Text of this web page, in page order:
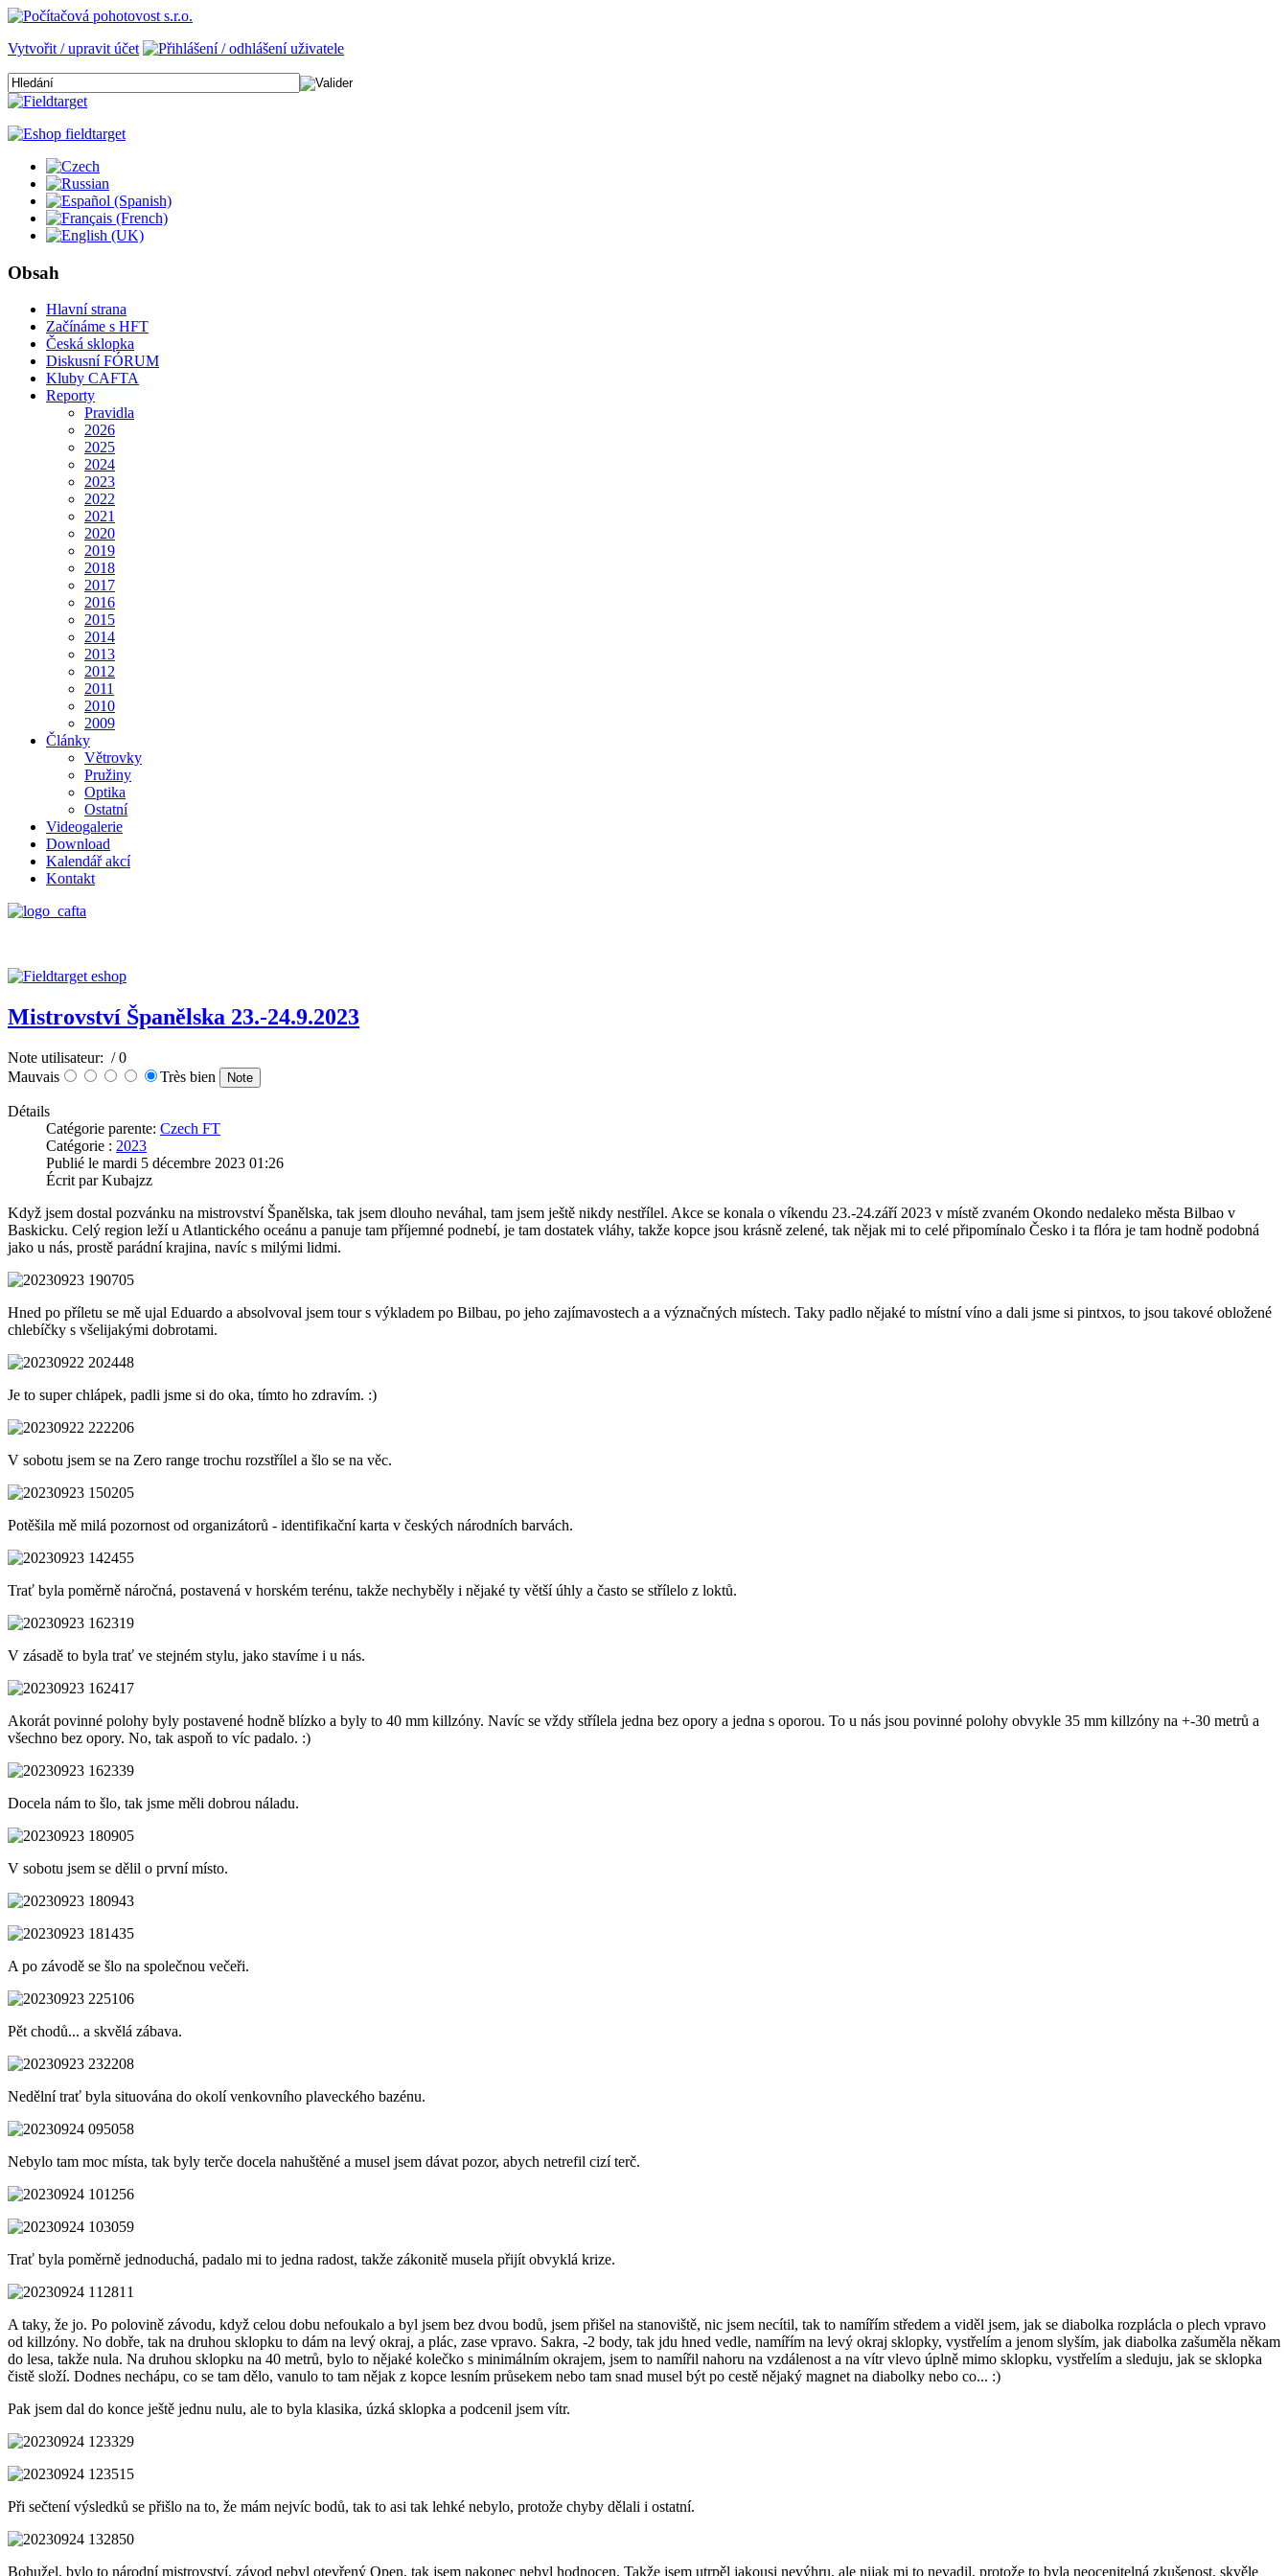
Vytvořit / upravit účet
Obsah
Hlavní strana
Začínáme s HFT
Česká sklopka
Diskusní FÓRUM
Kluby CAFTA
Reporty
Pravidla
2026
2025
2024
2023
2022
2021
2020
2019
2018
2017
2016
2015
2014
2013
2012
2011
2010
2009
Články
Větrovky
Pružiny
Optika
Ostatní
Videogalerie
Download
Kalendář akcí
Kontakt
Mistrovství Španělska 23.-24.9.2023
Note utilisateur: / 0
Mauvais
Très bien
Détails
Catégorie parente: Czech FT
Catégorie : 2023
Publié le mardi 5 décembre 2023 01:26
Écrit par Kubajzz
Když jsem dostal pozvánku na mistrovství Španělska, tak jsem dlouho neváhal, tam jsem ještě nikdy nestřílel. Akce se konala o víkendu 23.-24.září 2023 v místě zvaném Okondo nedaleko města Bilbao v
Baskicku. Celý region leží u Atlantického oceánu a panuje tam příjemné podnebí, je tam dostatek vláhy, takže kopce jsou krásně zelené, tak nějak mi to celé připomínalo Česko i ta flóra je tam hodně podobná
jako u nás, prostě parádní krajina, navíc s milými lidmi.
Hned po příletu se mě ujal Eduardo a absolvoval jsem tour s výkladem po Bilbau, po jeho zajímavostech a a význačných místech. Taky padlo nějaké to místní víno a dali jsme si pintxos, to jsou takové obložené
chlebíčky s všelijakými dobrotami.
Je to super chlápek, padli jsme si do oka, tímto ho zdravím. :)
V sobotu jsem se na Zero range trochu rozstřílel a šlo se na věc.
Potěšila mě milá pozornost od organizátorů - identifikační karta v českých národních barvách.
Trať byla poměrně náročná, postavená v horském terénu, takže nechyběly i nějaké ty větší úhly a často se střílelo z loktů.
V zásadě to byla trať ve stejném stylu, jako stavíme i u nás.
Akorát povinné polohy byly postavené hodně blízko a byly to 40 mm killzóny. Navíc se vždy střílela jedna bez opory a jedna s oporou. To u nás jsou povinné polohy obvykle 35 mm killzóny na +-30 metrů a
všechno bez opory. No, tak aspoň to víc padalo. :)
Docela nám to šlo, tak jsme měli dobrou náladu.
V sobotu jsem se dělil o první místo.
A po závodě se šlo na společnou večeři.
Pět chodů... a skvělá zábava.
Nedělní trať byla situována do okolí venkovního plaveckého bazénu.
Nebylo tam moc místa, tak byly terče docela nahuštěné a musel jsem dávat pozor, abych netrefil cizí terč.
Trať byla poměrně jednoduchá, padalo mi to jedna radost, takže zákonitě musela přijít obvyklá krize.
A taky, že jo. Po polovině závodu, když celou dobu nefoukalo a byl jsem bez dvou bodů, jsem přišel na stanoviště, nic jsem necítil, tak to namířím středem a viděl jsem, jak se diabolka rozplácla o plech vpravo
od killzóny. No dobře, tak na druhou sklopku to dám na levý okraj, a plác, zase vpravo. Sakra, -2 body, tak jdu hned vedle, namířím na levý okraj sklopky, vystřelím a jenom slyším, jak diabolka zašuměla někam
do lesa, takže nula. Na druhou sklopku na 40 metrů, bylo to nějaké kolečko s minimálním okrajem, jsem to namířil nahoru na vzdálenost a na vítr vlevo úplně mimo sklopku, vystřelím a sleduju, jak se sklopka
čistě složí. Dodnes nechápu, co se tam dělo, vanulo to tam nějak z kopce lesním průsekem nebo tam snad musel být po cestě nějaký magnet na diabolky nebo co... :)
Pak jsem dal do konce ještě jednu nulu, ale to byla klasika, úzká sklopka a podcenil jsem vítr.
Při sečtení výsledků se přišlo na to, že mám nejvíc bodů, tak to asi tak lehké nebylo, protože chyby dělali i ostatní.
Bohužel, bylo to národní mistrovství, závod nebyl otevřený Open, tak jsem nakonec nebyl hodnocen. Takže jsem utrpěl jakousi nevýhru, ale nijak mi to nevadil, protože to byla neocenitelná zkušenost, skvěle